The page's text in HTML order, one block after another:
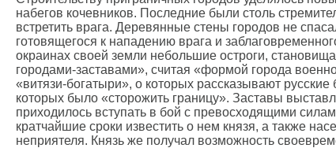
набегов кочевников. Последние были столь
встретить врага. Деревянные стены городов не
готовящегося к нападению врага и
окраинах своей земли небольшие остроги,
городами-заставами», считая «формой города
«витязи-богатыри», о которых рассказывают
которых было «сторожить границу». Заставы
приходилось вступать в бой с превосходящими
кратчайшие сроки известить о нем князя, а также
неприятеля. Князь же получал возможность